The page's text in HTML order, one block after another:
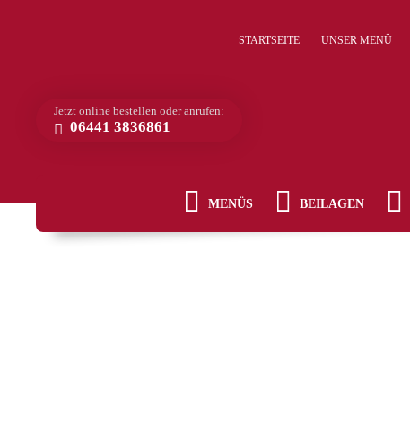
STARTSEITE UNSER MENÜ
Jetzt online bestellen oder anrufen:
06441 3836861
MENÜS BEILAGEN